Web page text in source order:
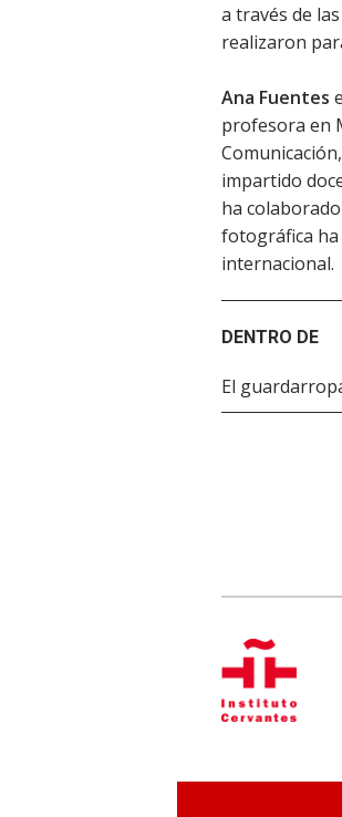
a través de
realizaron
Ana Fuentes
profesora en
impartido
ha
fotográfica ha
internacional.
DENTRO DE
El